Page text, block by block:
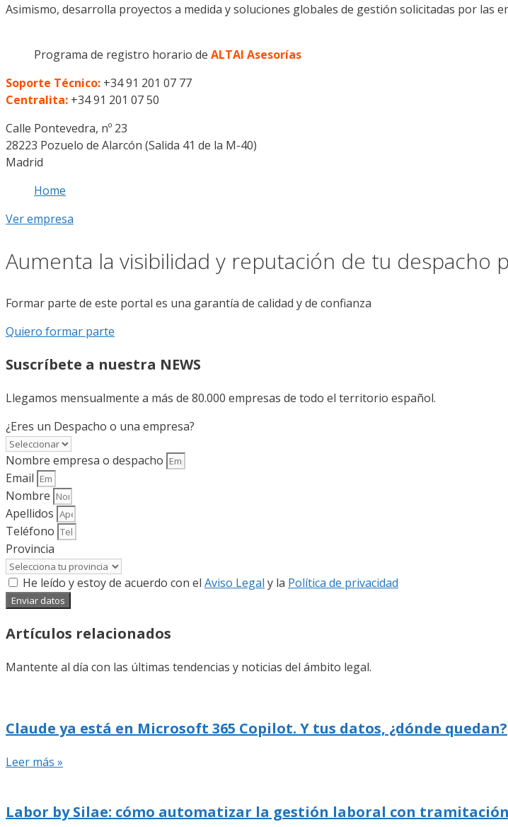
Asimismo, desarrolla proyectos a medida y soluciones globales de gestión solicitadas por las
Programa de registro horario de ALTAI Asesorías
Soporte Técnico: +34 91 201 07 77
Centralita: +34 91 201 07 50
Calle Pontevedra, nº 23
28223 Pozuelo de Alarcón (Salida 41 de la M-40)
Madrid
Home
Ver empresa
Aumenta la visibilidad y reputación de tu despacho
Formar parte de este portal es una garantía de calidad y de confianza
Quiero formar parte
Suscríbete a nuestra NEWS
Llegamos mensualmente a más de 80.000 empresas de todo el territorio español.
¿Eres un Despacho o una empresa?
Nombre empresa o despacho
Email
Nombre
Apellidos
Teléfono
Provincia
He leído y estoy de acuerdo con el Aviso Legal y la Política de privacidad
Enviar datos
Artículos relacionados
Mantente al día con las últimas tendencias y noticias del ámbito legal.
Claude ya está en Microsoft 365 Copilot. Y tus datos, ¿dónde quedan?
Leer más »
Labor by Silae: cómo automatizar la gestión laboral con